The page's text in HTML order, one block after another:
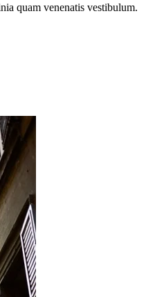
quam venenatis vestibulum.